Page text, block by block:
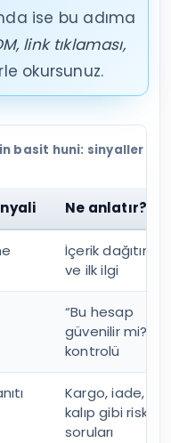
ise bu adıma
link tıklaması,
okursunuz.
basit huni: sinyaller ve
Ne anlatır?
İçerik dağıtımı
ve ilk ilgi
“Bu hesap
güvenilir mi?”
kontrolü
Kargo, iade,
kalıp gibi risk
soruları